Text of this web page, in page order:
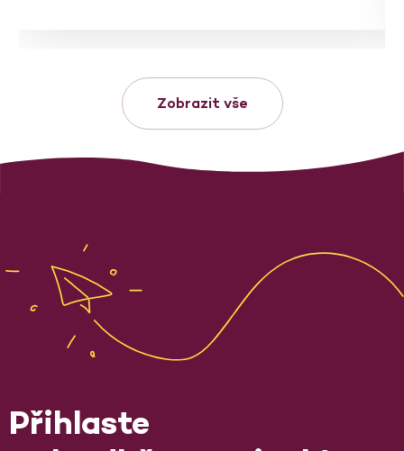
Zobrazit vše
Přihlaste